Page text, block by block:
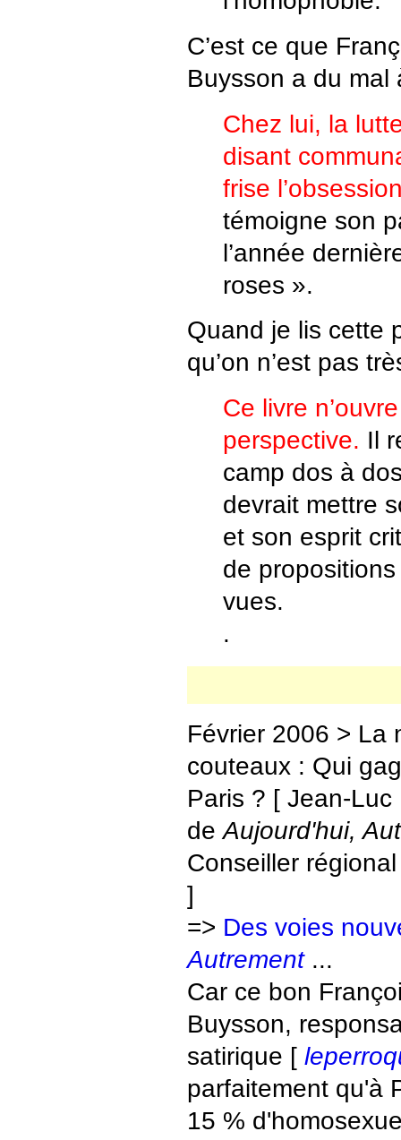
C’est ce que
Buysson a du mal
Chez lui, la
disant
frise
témoigne son
l’année
roses ».
Quand je lis cette
qu’on n’est pas
Ce livre
perspective. Il
camp dos à
devrait mettre
et son esprit
de
vues.
.
Février 2006 > La
couteaux : Qui
Paris ? [ Jean-
deAujourd'hui,
Conseiller
]
=> Des voies
Autrement...
Car ce bon
Buysson,
satirique [
parfaitement qu'à
15 %